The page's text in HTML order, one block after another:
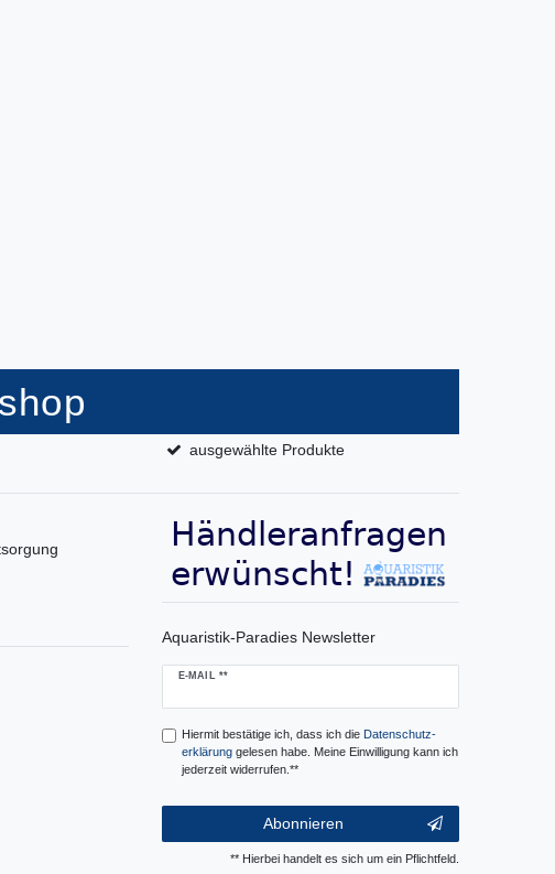
ausgewählte Produkte
Aquaristik-Paradies Newsletter
E-MAIL **
Newsletter
Hiermit bestätige ich, dass ich die Daten­schutz­
erklärunggelesen habe. Meine Einwilligung kann ich
jederzeit widerrufen.**
Abonnieren
** Hierbei handelt es sich um ein Pflichtfeld.